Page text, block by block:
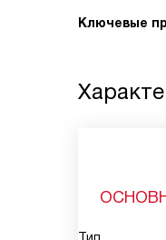
Ключевые